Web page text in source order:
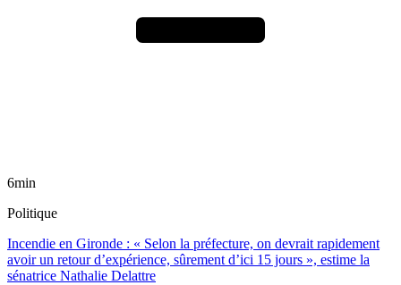
6min
Politique
Incendie en Gironde : « Selon la préfecture, on devrait rapidement
avoir un retour d’expérience, sûrement d’ici 15 jours », estime la
sénatrice Nathalie Delattre